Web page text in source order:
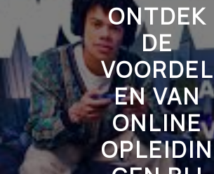
ONTDEK
DE
VOORDEL
EN VAN
ONLINE
OPLEIDIN